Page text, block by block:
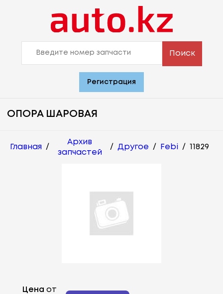
Поиск
Регистрация
ОПОРА ШАРОВАЯ
Главная /
Архив
запчастей
/ Другое / Febi / 11829
Цена от